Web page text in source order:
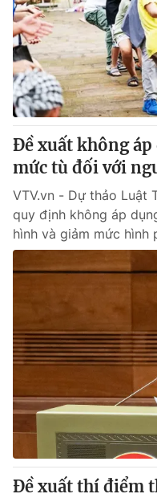
Đề xuất không
mức tù đối với
VTV.vn - Dự thảo Luật
quy định không áp
hình và giảm mức hình
Đề xuất thí điểm